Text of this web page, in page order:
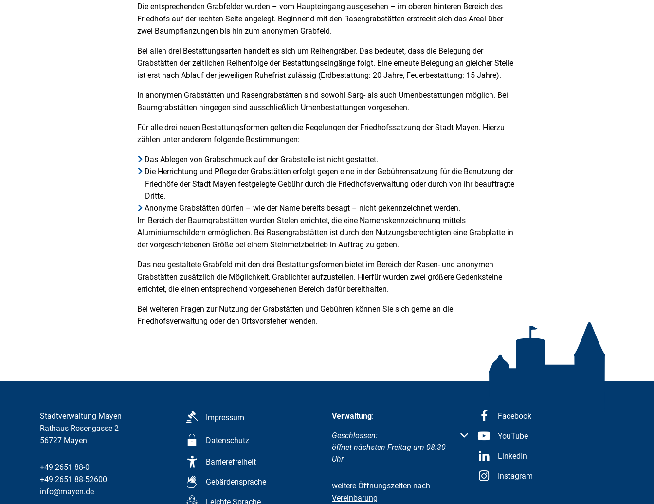
Die entsprechenden Grabfelder wurden – vom Haupteingang ausgesehen – im oberen hinteren Bereich des
Friedhofs auf der rechten Seite angelegt. Beginnend mit den Rasengrabstätten erstreckt sich das Areal über
zwei Baumpflanzungen bis hin zum anonymen Grabfeld.
Bei allen drei Bestattungsarten handelt es sich um Reihengräber. Das bedeutet, dass die Belegung der
Grabstätten der zeitlichen Reihenfolge der Bestattungseingänge folgt. Eine erneute Belegung an gleicher Stelle
ist erst nach Ablauf der jeweiligen Ruhefrist zulässig (Erdbestattung: 20 Jahre, Feuerbestattung: 15 Jahre).
In anonymen Grabstätten und Rasengrabstätten sind sowohl Sarg- als auch Urnenbestattungen möglich. Bei
Baumgrabstätten hingegen sind ausschließlich Urnenbestattungen vorgesehen.
Für alle drei neuen Bestattungsformen gelten die Regelungen der Friedhofssatzung der Stadt Mayen. Hierzu
zählen unter anderem folgende Bestimmungen:
Das Ablegen von Grabschmuck auf der Grabstelle ist nicht gestattet.
Die Herrichtung und Pflege der Grabstätten erfolgt gegen eine in der Gebührensatzung für die Benutzung der
Friedhöfe der Stadt Mayen festgelegte Gebühr durch die Friedhofsverwaltung oder durch von ihr beauftragte
Dritte.
Anonyme Grabstätten dürfen – wie der Name bereits besagt – nicht gekennzeichnet werden.
Im Bereich der Baumgrabstätten wurden Stelen errichtet, die eine Namenskennzeichnung mittels
Aluminiumschildern ermöglichen. Bei Rasengrabstätten ist durch den Nutzungsberechtigten eine Grabplatte in
der vorgeschriebenen Größe bei einem Steinmetzbetrieb in Auftrag zu geben.
Das neu gestaltete Grabfeld mit den drei Bestattungsformen bietet im Bereich der Rasen- und anonymen
Grabstätten zusätzlich die Möglichkeit, Grablichter aufzustellen. Hierfür wurden zwei größere Gedenksteine
errichtet, die einen entsprechend vorgesehenen Bereich dafür bereithalten.
Bei weiteren Fragen zur Nutzung der Grabstätten und Gebühren können Sie sich gerne an die
Friedhofsverwaltung oder den Ortsvorsteher wenden.
Stadtverwaltung Mayen
Rathaus Rosengasse 2
56727 Mayen
+49 2651 88-0
+49 2651 88-52600
info@mayen.de
Impressum
Datenschutz
Barrierefreiheit
Gebärdensprache
Leichte Sprache
Verwaltung:
Klicken, um weitere Öffnungs- oder Schließzeiten auszublenden
Geschlossen:
öffnet nächsten Freitag um 08:30
Uhr
weitere Öffnungszeiten nach
Vereinbarung
Facebook
YouTube
LinkedIn
Instagram